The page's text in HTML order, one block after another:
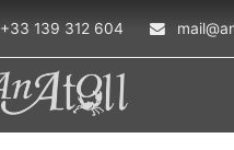
+33 139 312 604